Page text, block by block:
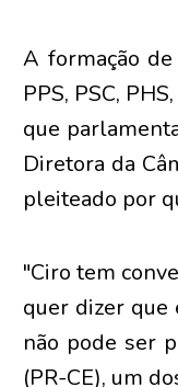
A formação de
PPS, PSC,
que
Diretora da
pleiteado por
"Ciro tem
quer dizer que
não pode ser
(PR-CE), um